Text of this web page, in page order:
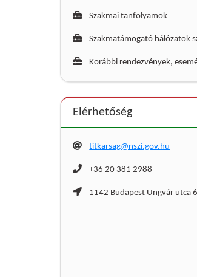
Szakmai tanfolyamok
Szakmatámogató hálózatok
Korábbi rendezvények,
Elérhetőség
titkarsag@nszi.gov.hu
+36 20 381 2988
1142 Budapest Ungvár utca